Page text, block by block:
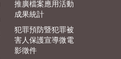
推廣檔案應用活動
成果統計
犯罪預防暨犯罪被
害人保護宣導微電
影徵件